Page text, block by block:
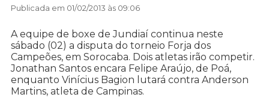
Publicada em 01/02/2013 às 09:06
A equipe de boxe de Jundiaí continua neste
sábado (02) a disputa do torneio Forja dos
Campeões, em Sorocaba. Dois atletas irão competir.
Jonathan Santos encara Felipe Araújo, de Poá,
enquanto Vinícius Bagion lutará contra Anderson
Martins, atleta de Campinas.